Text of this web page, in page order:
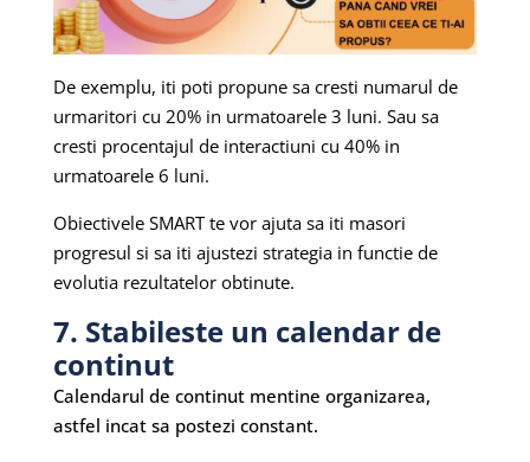
De exemplu, iti poti propune sa cresti numarul de
urmaritori cu 20% in urmatoarele 3 luni. Sau sa
cresti procentajul de interactiuni cu 40% in
urmatoarele 6 luni.
Obiectivele SMART te vor ajuta sa iti masori
progresul si sa iti ajustezi strategia in functie de
evolutia rezultatelor obtinute.
7. Stabileste un calendar de
continut
Calendarul de continut mentine organizarea,
astfel incat sa postezi constant.